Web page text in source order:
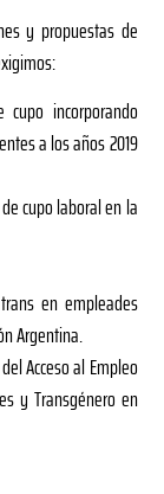
y propuestas de
incorporando
a los años 2019
cupo laboral en la
en empleades
Argentina.
Acceso al Empleo
y Transgénero en